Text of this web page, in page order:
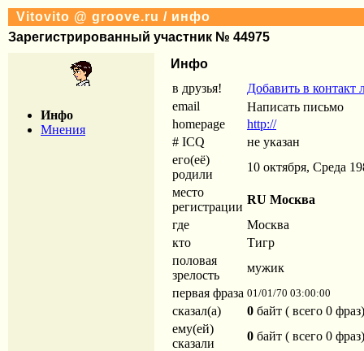
Vitovito @ groove.ru / инфо
Зарегистрированный участник № 44975
Инфо
Мнения
Инфо
в друзья!
Добавить в контакт
email
homepage
http://
# ICQ
не указан
его(её)
родили
10 октября, Среда
место
регистрации
RU Москва
где
Москва
кто
Тигр
половая
зрелость
мужик
первая фраза 01/01/70 03:00:00
сказал(а) 0 байт ( всего 0 фраз)
ему(ей)
сказали
0 байт ( всего 0 фраз)